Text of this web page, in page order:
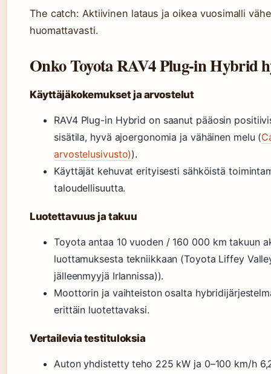
The catch: Aktiivinen lataus ja oikea vuosimalli
huomattavasti.
Onko Toyota RAV4 Plug-in Hybrid
Käyttäjäkokemukset ja arvostelut
RAV4 Plug-in Hybrid on saanut pääosin
sisätila, hyvä ajoergonomia ja vähäinen melu (
arvostelusivusto)).
Käyttäjät kehuvat erityisesti sähköistä
taloudellisuutta.
Luotettavuus ja takuu
Toyota antaa 10 vuoden / 160 000 km takuun
luottamuksesta tekniikkaan (Toyota Liffey
jälleenmyyjä Irlannissa)).
Moottorin ja vaihteiston osalta
erittäin luotettavaksi.
Vertailevia testituloksia
Auton yhdistetty teho 225 kW ja 0–100 km/h